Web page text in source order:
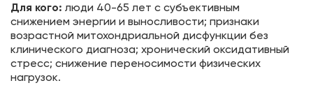
Для кого: люди 40-65 лет с субъективным
снижением энергии и выносливости; признаки
возрастной митохондриальной дисфункции без
клинического диагноза; хронический оксидативный
стресс; снижение переносимости физических
нагрузок.